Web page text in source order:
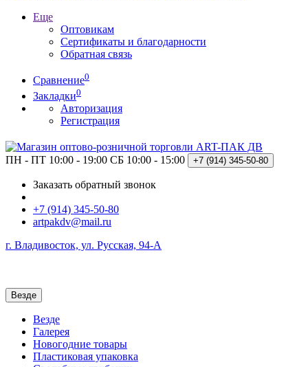
Еще
Оптовикам
Сертификаты и благодарности
Обратная связь
Сравнение0
Закладки0
Авторизация
Регистрация
ПН - ПТ 10:00 - 19:00 СБ 10:00 - 15:00 +7 (914) 345-50-80
Заказать обратный звонок
+7 (914) 345-50-80
artpakdv@mail.ru
г. Владивосток, ул. Русская, 94-А
Везде
Везде
Галерея
Новогодние товары
Пластиковая упаковка